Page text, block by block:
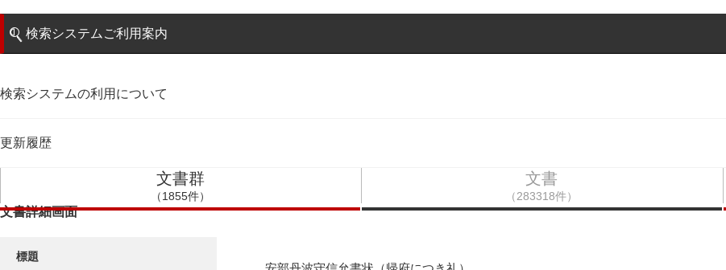
検索システムご利用案内
検索システムの利用について
更新履歴
文書群
（1855件）
文書
（283318件）
文書詳細画面
標題